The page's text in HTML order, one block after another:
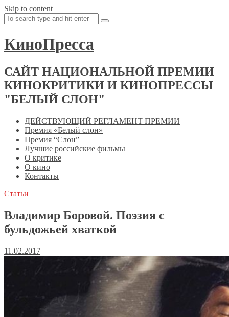
Skip to content
КиноПресса
САЙТ НАЦИОНАЛЬНОЙ ПРЕМИИ
КИНОКРИТИКИ И КИНОПРЕССЫ
"БЕЛЫЙ СЛОН"
ДЕЙСТВУЮЩИЙ РЕГЛАМЕНТ ПРЕМИИ
Премия «Белый слон»
Премия “Слон”
Лучшие российские фильмы
О критике
О кино
Контакты
Статьи
Владимир Боровой. Поэзия с
бульдожьей хваткой
11.02.2017